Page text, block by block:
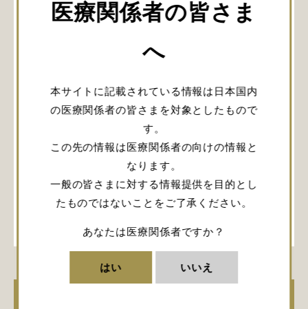
医療関係者の皆さま
へ
本サイトに記載されている情報は日本国内
の医療関係者の皆さまを対象としたもので
す。
この先の情報は医療関係者の向けの情報と
なります。
一般の皆さまに対する情報提供を目的とし
たものではないことをご了承ください。
あなたは医療関係者ですか？
はい いいえ
こちらは、2024/10/4の第29回日本脳腫瘍の外科学会ラ
ンチョンセミナー２「脳腫瘍手術、私の取り組みと工夫
～デバイスの特性を理解して臨床に活かすために～」よ
り、岡山大学病院 医学部 脳神経外科 田中 將太 先生の
ご講演「集学的治療を有する脳腫瘍の手術戦略」です。
ウェビナーオンデマンド
詳しく見る